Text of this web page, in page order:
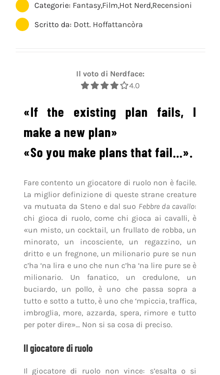
Categorie: Fantasy,Film,Hot Nerd,Recensioni
Scritto da: Dott. Hoffattancòra
Il voto di Nerdface:
4.0
«If the existing plan fails, I
make a new plan»
«So you make plans that fail…».
Fare contento un giocatore di ruolo non è facile.
La miglior definizione di queste strane creature
va mutuata da Steno e dal suo Febbre da cavallo:
chi gioca di ruolo, come chi gioca ai cavalli, è
«un misto, un cocktail, un frullato de robba, un
minorato, un incosciente, un regazzino, un
dritto e un fregnone, un milionario pure se nun
c’ha ‘na lira e uno che nun c’ha ‘na lire pure se è
milionario. Un fanatico, un credulone, un
buciardo, un pollo, è uno che passa sopra a
tutto e sotto a tutto, è uno che ‘mpiccia, traffica,
imbroglia, more, azzarda, spera, rimore e tutto
per poter dire»… Non si sa cosa di preciso.
Il giocatore di ruolo
Il giocatore di ruolo non vince: s’esalta o si